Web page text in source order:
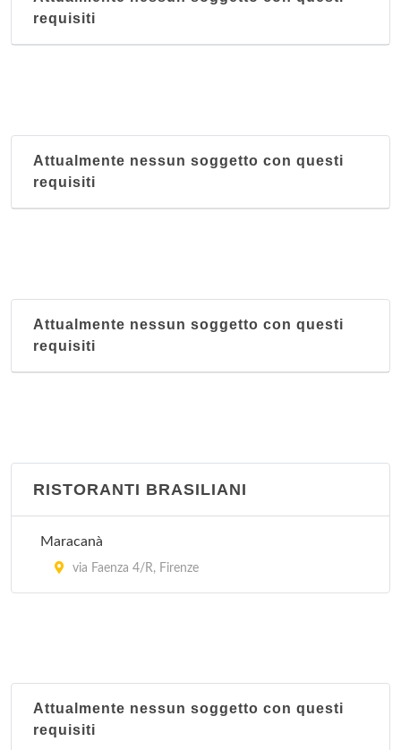
requisiti
Attualmente nessun soggetto con questi
requisiti
Attualmente nessun soggetto con questi
requisiti
RISTORANTI BRASILIANI
Maracanà
via Faenza 4/R, Firenze
Attualmente nessun soggetto con questi
requisiti